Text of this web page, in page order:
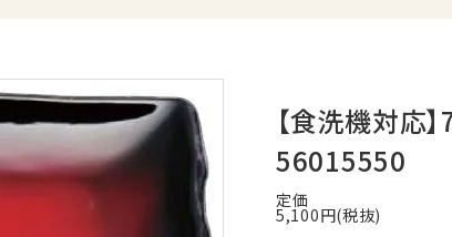
お盆・マット
そば・うどん うなぎ・丼重
焼肉・鍋
【食洗機対応
56015550
定価
5,100円(税抜)